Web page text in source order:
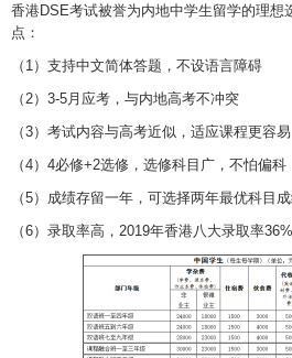
香港DSE考试被誉为内地中学生留学的理想
点：
（1）支持中文简体答题，不设语言障碍
（2）3-5月应考，与内地高考不冲突
（3）考试内容与高考近似，适应课程更容易
（4）4必修+2选修，选修科目广，不怕偏科
（5）成绩存留一年，可选择两年最优科目
（6）录取率高，2019年香港八大录取率36%